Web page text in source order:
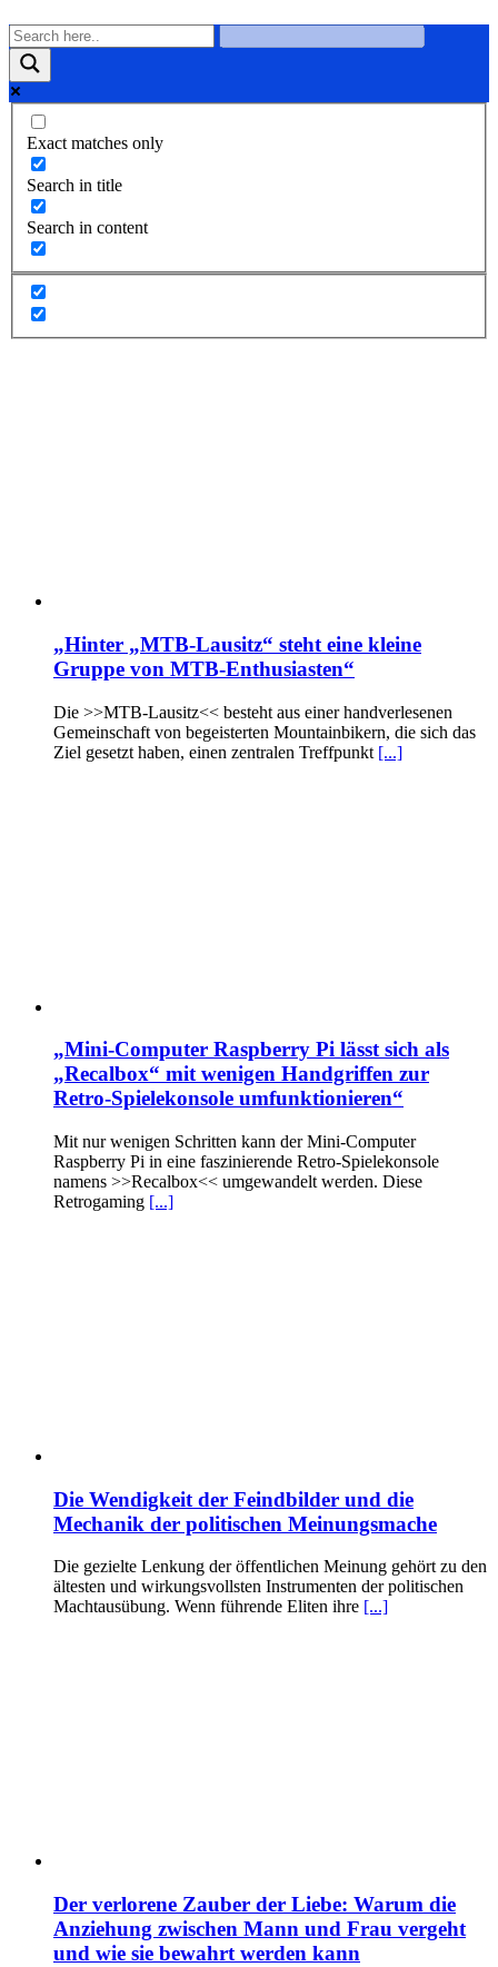
Exact matches only
Search in title
Search in content
„Hinter „MTB-Lausitz“ steht eine kleine
Gruppe von MTB-Enthusiasten“
Die >>MTB-Lausitz<< besteht aus einer handverlesenen
Gemeinschaft von begeisterten Mountainbikern, die sich das
Ziel gesetzt haben, einen zentralen Treffpunkt [...]
„Mini-Computer Raspberry Pi lässt sich als
„Recalbox“ mit wenigen Handgriffen zur
Retro-Spielekonsole umfunktionieren“
Mit nur wenigen Schritten kann der Mini-Computer
Raspberry Pi in eine faszinierende Retro-Spielekonsole
namens >>Recalbox<< umgewandelt werden. Diese
Retrogaming [...]
Die Wendigkeit der Feindbilder und die
Mechanik der politischen Meinungsmache
Die gezielte Lenkung der öffentlichen Meinung gehört zu den
ältesten und wirkungsvollsten Instrumenten der politischen
Machtausübung. Wenn führende Eliten ihre [...]
Der verlorene Zauber der Liebe: Warum die
Anziehung zwischen Mann und Frau vergeht
und wie sie bewahrt werden kann